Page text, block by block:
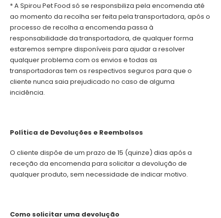
* A Spirou Pet Food só se responsbiliza pela encomenda até
ao momento da recolha ser feita pela transportadora, após o
processo de recolha a encomenda passa à
responsabilidade da transportadora, de qualquer forma
estaremos sempre disponíveis para ajudar a resolver
qualquer problema com os envios e todas as
transportadoras tem os respectivos seguros para que o
cliente nunca saia prejudicado no caso de alguma
incidência.
Política de Devoluções e Reembolsos
O cliente dispõe de um prazo de 15 (quinze) dias após a
receção da encomenda para solicitar a devolução de
qualquer produto, sem necessidade de indicar motivo.
Como solicitar uma devolução